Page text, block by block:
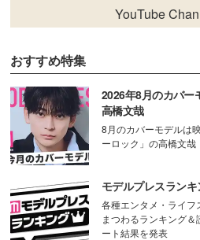
YouTube
おすすめ特集
2026年8月のカバー
高橋文哉
8月のカバーモデルは
ーロック」の高橋文哉
モデルプレスランキ
各種エンタメ・ライフ
まつわるランキング＆
ート結果を発表